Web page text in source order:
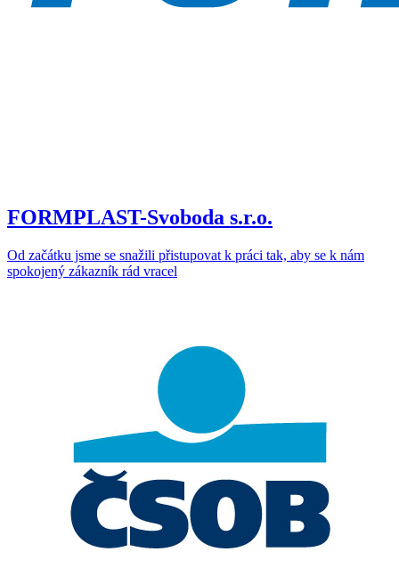
FORMPLAST-Svoboda s.r.o.
Od začátku jsme se snažili přistupovat k práci tak, aby se k nám
spokojený zákazník rád vracel